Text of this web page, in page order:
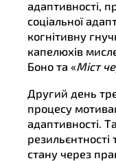
адаптивності,
соціальної
когнітивну
капелюхів
Боно та «Міст
Другий день
процесу
адаптивності.
стану через